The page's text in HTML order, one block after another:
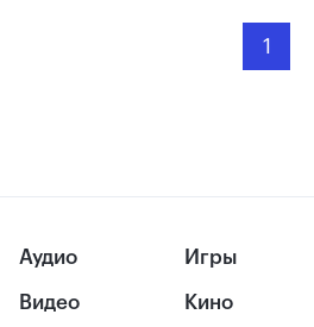
1
Аудио
Видео
Игры
Кино